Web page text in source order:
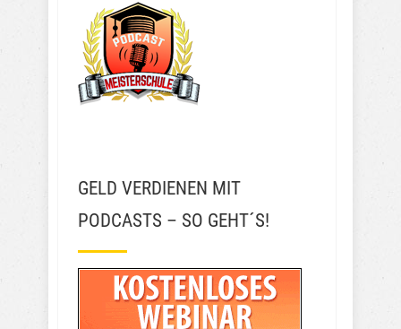
GELD VERDIENEN MIT
PODCASTS – SO GEHT´S!